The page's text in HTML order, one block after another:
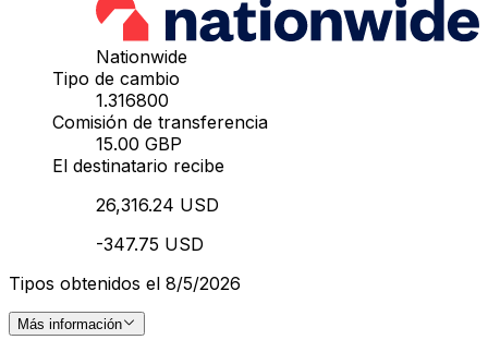
Nationwide
Tipo de cambio
1.316800
Comisión de transferencia
15.00 GBP
El destinatario recibe
26,316.24 USD
-347.75 USD
Tipos obtenidos el 8/5/2026
Más información